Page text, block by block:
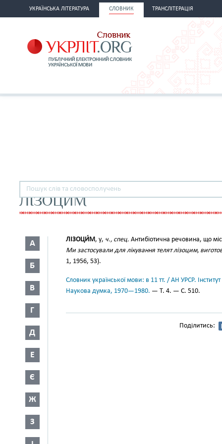
УКРАЇНСЬКА ЛІТЕРАТУРА СЛОВНИК ТРАНСЛІТЕРАЦІЯ
ЛІЗОЦИМ
А
Б
В
Г
Д
Е
Є
Ж
З
ЛІЗОЦИ́М, у, ч., спец. Антибіотична речовина, що
Ми застосували для лікування телят лізоцим,
1, 1956, 53).
Словник української мови: в 11 тт. / АН УРСР.
Наукова думка, 1970—1980. — Т. 4. — С. 510.
Поділитись: